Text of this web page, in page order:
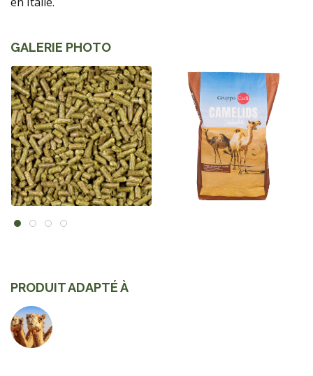
GALERIE PHOTO
PRODUIT ADAPTÉ À